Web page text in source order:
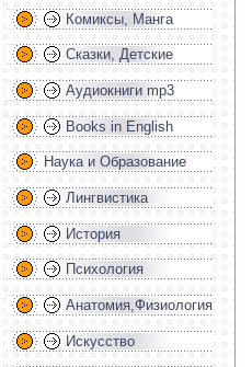
Комиксы, Манга
Сказки, Детские
Аудиокниги mp3
Books in English
Наука и Образование
Лингвистика
История
Психология
Анатомия,Физиология
Искусство